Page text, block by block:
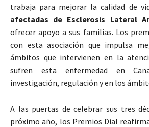
trabaja para mejorar la calidad de
afectadas de Esclerosis Lateral
ofrecer apoyo a sus familias. Los
con esta asociación que impulsa
ámbitos que intervienen en la
sufren esta enfermedad en
investigación, regulación y en los
A las puertas de celebrar sus tres
próximo año, los Premios Dial